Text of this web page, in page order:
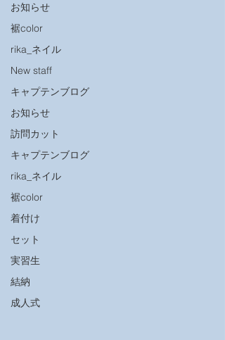
お知らせ
裾color
rika_ネイル
New staff
キャプテンブログ
お知らせ
訪問カット
キャプテンブログ
rika_ネイル
裾color
着付け
セット
実習生
結納
成人式